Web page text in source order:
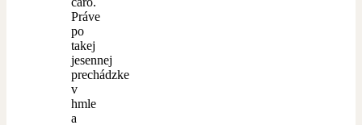
Práve
po
takej
jesennej
prechádzke
v
hmle
a